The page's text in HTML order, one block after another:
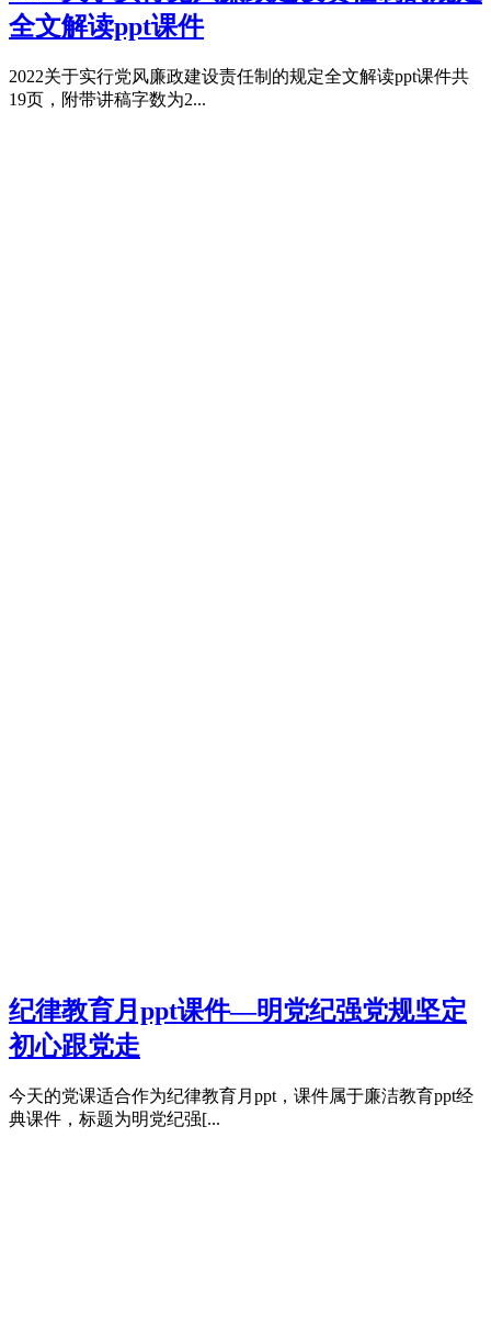
全文解读ppt课件
2022关于实行党风廉政建设责任制的规定全文解读ppt课件共
19页，附带讲稿字数为2...
纪律教育月ppt课件—明党纪强党规坚定
初心跟党走
今天的党课适合作为纪律教育月ppt，课件属于廉洁教育ppt经
典课件，标题为明党纪强[...